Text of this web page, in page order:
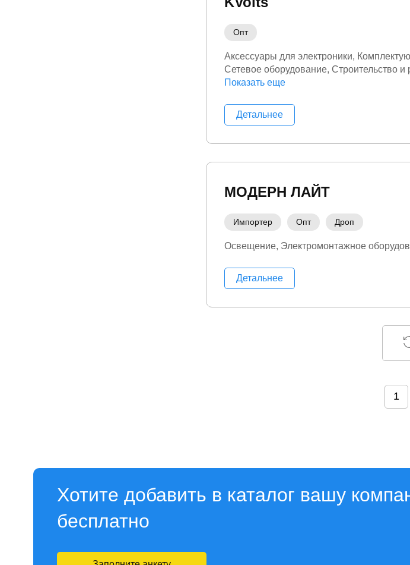
Опт
Аксессуары для электроники
Сетевое оборудование Строительство и
Электроника
Показать еще
Детальнее
МОДЕРН ЛАЙТ
Импортер Опт Дроп
Освещение Электромонтажное
Детальнее
1
Хотите добавить в каталог вашу
бесплатно